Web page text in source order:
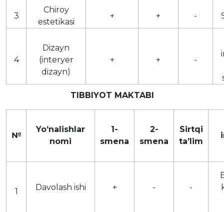
3
Chiroy
estetikasi
+ + -
4
Dizayn
(interyer
dizayn)
+ + -
TIBBIYOT MAKTABI
№
Yoʻnalishlar
nomi
1-
smena
2-
smena
Sirtqi
taʼlim
1 Davolash ishi + - -